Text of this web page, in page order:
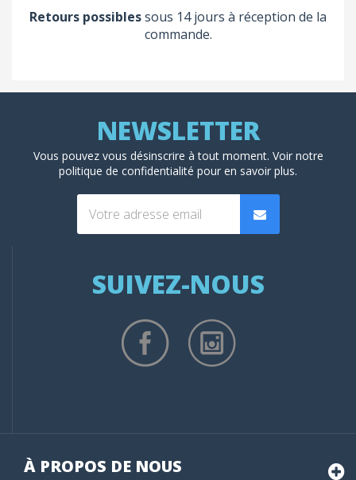
Retours possiblessous 14 jours à réception de la
commande.
Vous pouvez vous désinscrire à tout moment. Voir notre
politique de confidentialité pour en savoir plus.
SUIVEZ-NOUS
À PROPOS DE NOUS